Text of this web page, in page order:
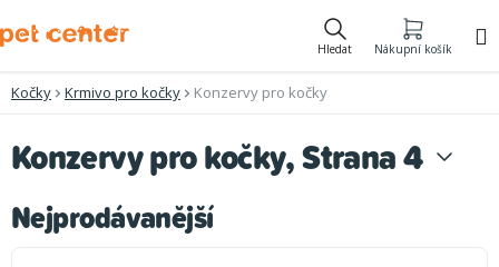
na
Hledat Nákupní košík
Kočky Krmivo pro kočky Konzervy pro kočky
Konzervy pro kočky, Strana 4
Nejprodávanější